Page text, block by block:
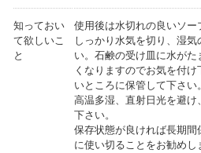
知っておい
て欲しいこ
と
使用後は水切れの良いソー
しっかり水気を切り、湿
い。石鹸の受け皿に水が
くなりますのでお気を付
いところに保管して下さい。
高温多湿、直射日光を避
下さい。
保存状態が良ければ長期
に使い切ることをお勧めし